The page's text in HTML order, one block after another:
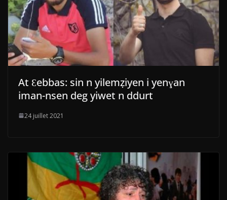
At Ɛebbas: sin n yilemẓiyen i yenɣan
iman-nsen deg yiwet n ddurt
24 juillet 2021